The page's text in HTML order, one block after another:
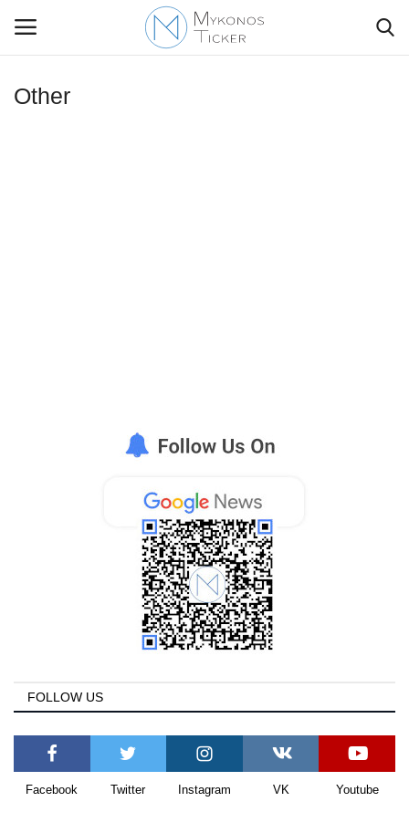
Sustainability
Health
In Pictures
Other
FOLLOW US
Facebook Twitter Instagram VK Youtube